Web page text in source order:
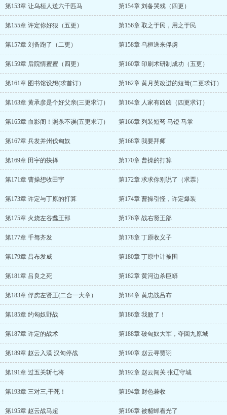
第153章 让乌桓人送六千匹马 第154章 刘备哭戏（四更）
第155章 许定你好狠（五更） 第156章 取之于民，用之于民
第157章 刘备跑了（二更） 第158章 乌桓送来俘虏
第159章 后院情蜜蜜（四更） 第160章 印刷术研制成功（五更）
第161章 图书馆设想(求首订） 第162章 黄月英改进的短弩(二更求订）
第163章 黄承彦是个好父亲(三更求订） 第164章 人家有凶凶（四更求订）
第165章 血影阁！照杀不误(五更求订） 第166章 列装短弩 马镫 马掌
第167章 兵发并州伐匈奴 第168章 我要拜师
第169章 田宇的抉择 第170章 曹操的打算
第171章 曹操想收田宇 第172章 求求你别说了（求票）
第173章 许定与丁原的打算 第174章 曹操引怪，许定爆装
第175章 火烧左谷蠡王部 第176章 战右贤王部
第177章 千驽齐发 第178章 丁原收义子
第179章 吕布发威 第180章 丁原中计被围
第181章 吕良之死 第182章 黄河边杀巨蟒
第183章 俘虏左贤王(二合一大章） 第184章 黄忠战吕布
第185章 约匈奴野战 第186章 我败了！
第187章 许定的战术 第188章 破匈奴大军，夺回九原城
第189章 赵云入漠 汉匈停战 第190章 赵云寻贾诩
第191章 过五关斩七将 第192章 赵云闯关 张辽守城
第193章 三对三,干死！ 第194章 财色兼收
第195章 赵云战马超 第196章 被貂蝉看光了